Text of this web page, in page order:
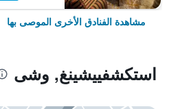
مشاهدة الفنادق الأخرى الموصى بها
استكشفييشينغ, وشى